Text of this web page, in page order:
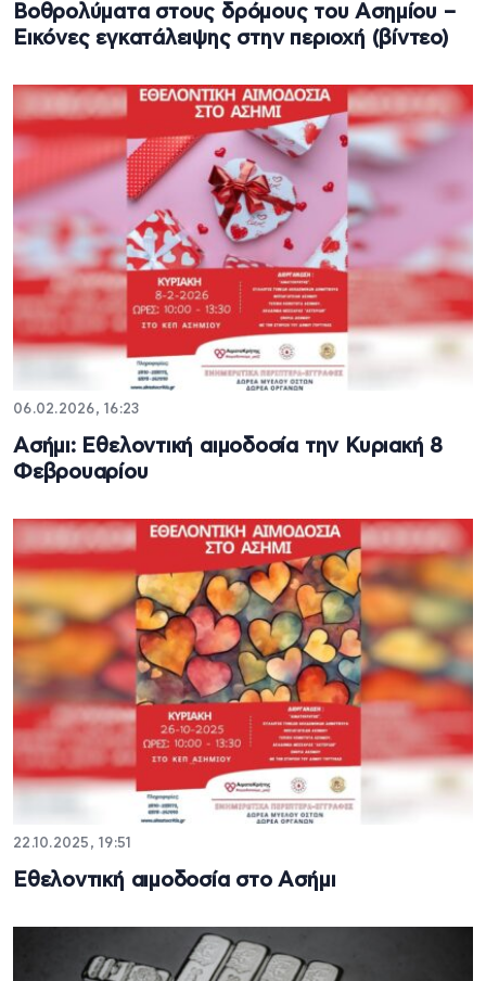
Βοθρολύματα στους δρόμους του Ασημίου –
Εικόνες εγκατάλειψης στην περιοχή (βίντεο)
06.02.2026, 16:23
Ασήμι: Εθελοντική αιμοδοσία την Κυριακή 8
Φεβρουαρίου
22.10.2025, 19:51
Εθελοντική αιμοδοσία στο Ασήμι